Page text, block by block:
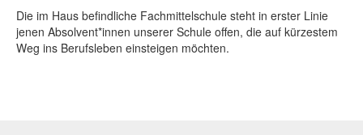
Die im Haus befindliche Fachmittelschule steht in erster Linie
jenen Absolvent*innen unserer Schule offen, die auf kürzestem
Weg ins Berufsleben einsteigen möchten.